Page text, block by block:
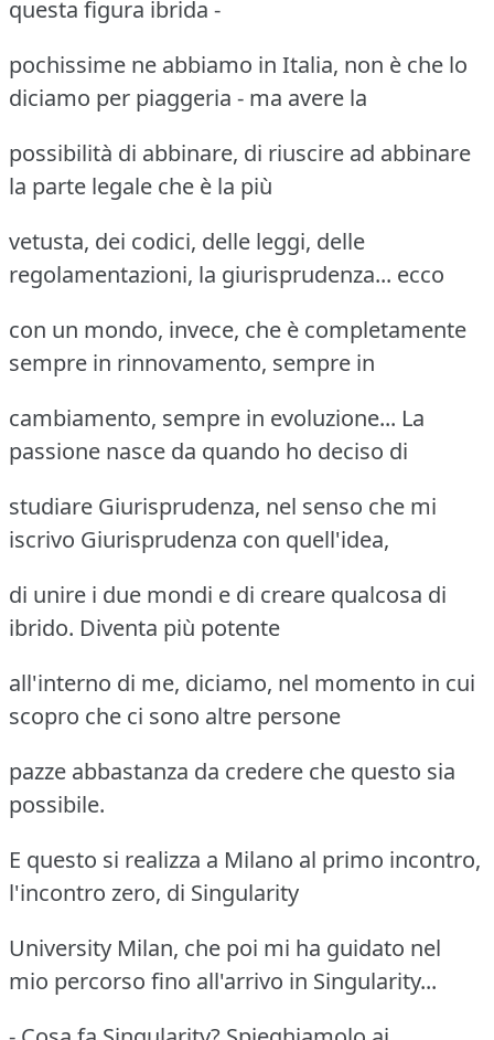
questa figura ibrida -
pochissime ne abbiamo in Italia, non è che lo
diciamo per piaggeria - ma avere la
possibilità di abbinare, di riuscire ad abbinare
la parte legale che è la più
vetusta, dei codici, delle leggi, delle
regolamentazioni, la giurisprudenza... ecco
con un mondo, invece, che è completamente
sempre in rinnovamento, sempre in
cambiamento, sempre in evoluzione... La
passione nasce da quando ho deciso di
studiare Giurisprudenza, nel senso che mi
iscrivo Giurisprudenza con quell'idea,
di unire i due mondi e di creare qualcosa di
ibrido. Diventa più potente
all'interno di me, diciamo, nel momento in cui
scopro che ci sono altre persone
pazze abbastanza da credere che questo sia
possibile.
E questo si realizza a Milano al primo incontro,
l'incontro zero, di Singularity
University Milan, che poi mi ha guidato nel
mio percorso fino all'arrivo in Singularity...